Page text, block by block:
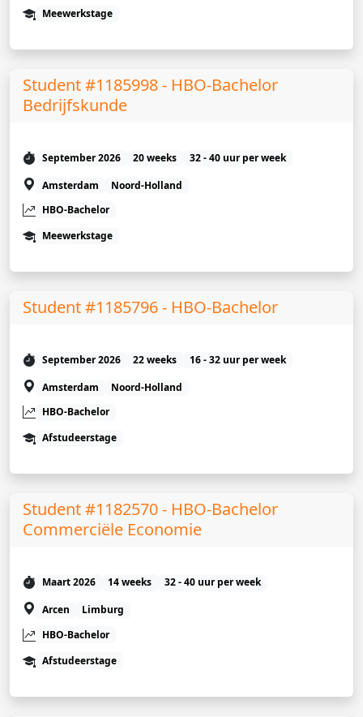
Meewerkstage
Student #1185998 - HBO-Bachelor
Bedrijfskunde
September 2026 20 weeks
32 - 40 uur per week
Amsterdam
Noord-Holland
HBO-Bachelor
Meewerkstage
Student #1185796 - HBO-Bachelor
September 2026 22 weeks
16 - 32 uur per week
Amsterdam
Noord-Holland
HBO-Bachelor
Afstudeerstage
Student #1182570 - HBO-Bachelor
Commerciële Economie
Maart 2026 14 weeks
32 - 40 uur per week
Arcen
Limburg
HBO-Bachelor
Afstudeerstage